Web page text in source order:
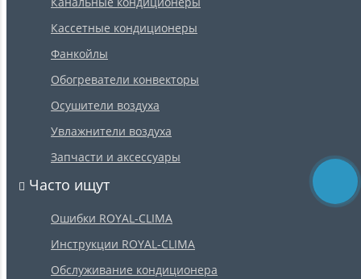
Кассетные кондиционеры
Фанкойлы
Обогреватели конвекторы
Осушители воздуха
Увлажнители воздуха
Запчасти и аксессуары
Часто ищут
Ошибки ROYAL-CLIMA
Инструкции ROYAL-CLIMA
Обслуживание кондиционера